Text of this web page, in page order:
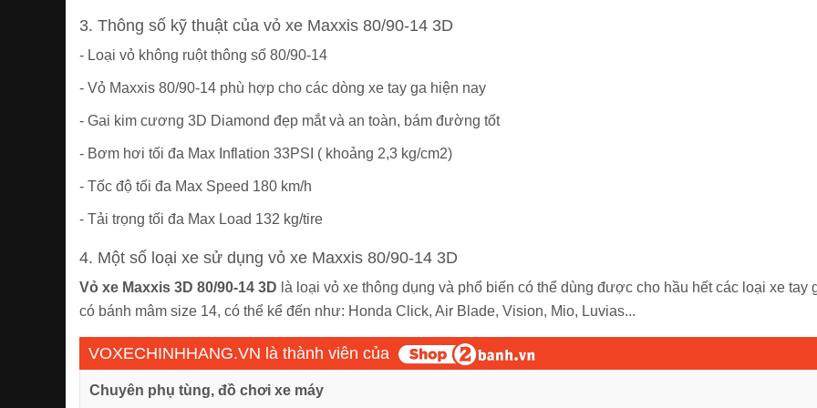
3. Thông số kỹ thuật của vỏ xe Maxxis 80/90-14 3D
- Loại vỏ không ruột thông số 80/90-14
- Vỏ Maxxis 80/90-14 phù hợp cho các dòng xe tay ga hiện nay
- Gai kim cương 3D Diamond đẹp mắt và an toàn, bám đường tốt
- Bơm hơi tối đa Max Inflation 33PSI ( khoảng 2,3 kg/cm2)
- Tốc độ tối đa Max Speed 180 km/h
- Tải trọng tối đa Max Load 132 kg/tire
4. Một số loại xe sử dụng vỏ xe Maxxis 80/90-14 3D
Vỏ xe Maxxis 3D 80/90-14 3D là loại vỏ xe thông dụng và phổ biến có thể dùng được cho hầu hết các loại xe tay
có bánh mâm size 14, có thể kể đến như: Honda Click, Air Blade, Vision, Mio, Luvias...
VOXECHINHHANG.VN là thành viên của
Chuyên phụ tùng, đồ chơi xe máy